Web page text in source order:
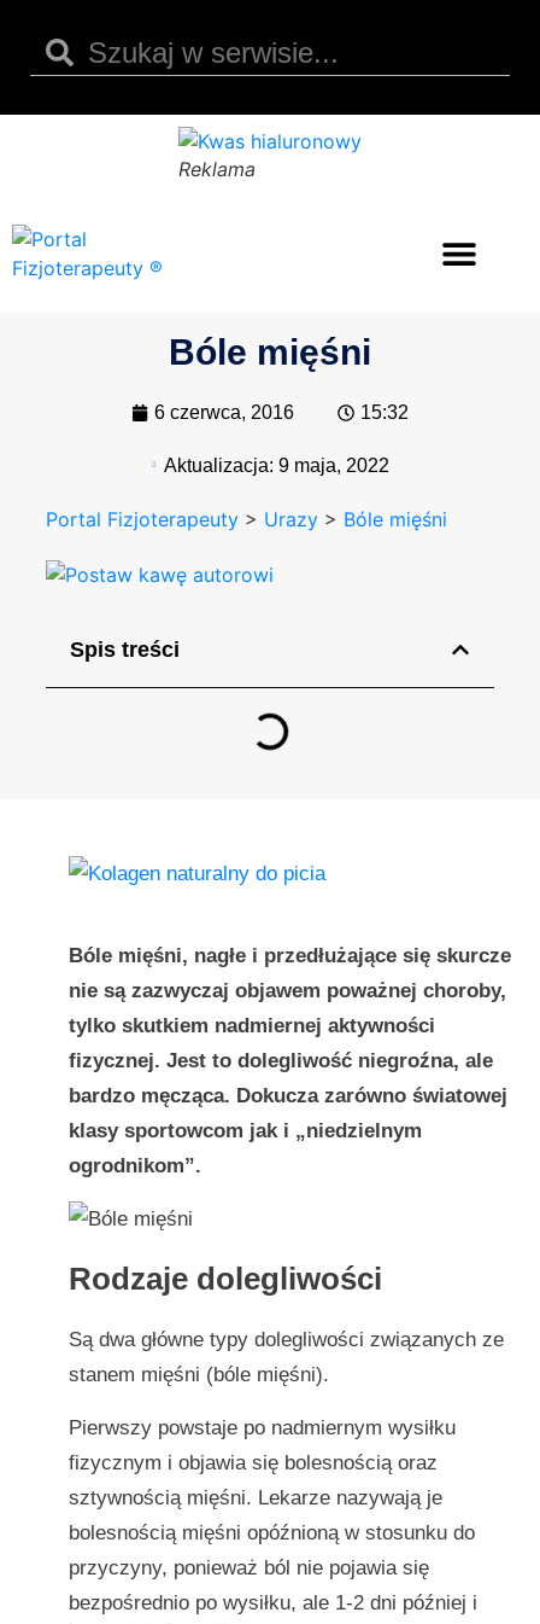
Reklama
Bóle mięśni
6 czerwca, 2016 15:32
Aktualizacja: 9 maja, 2022
Portal Fizjoterapeuty > Urazy > Bóle mięśni
Spis treści
Bóle mięśni, nagłe i przedłużające się skurcze
nie są zazwyczaj objawem poważnej choroby,
tylko skutkiem nadmiernej aktywności
fizycznej. Jest to dolegliwość niegroźna, ale
bardzo męcząca. Dokucza zarówno światowej
klasy sportowcom jak i „niedzielnym
ogrodnikom”.
Rodzaje dolegliwości
Są dwa główne typy dolegliwości związanych ze
stanem mięśni (bóle mięśni).
Pierwszy powstaje po nadmiernym wysiłku
fizycznym i objawia się bolesnością oraz
sztywnością mięśni. Lekarze nazywają je
bolesnością mięśni opóźnioną w stosunku do
przyczyny, ponieważ ból nie pojawia się
bezpośrednio po wysiłku, ale 1-2 dni później i